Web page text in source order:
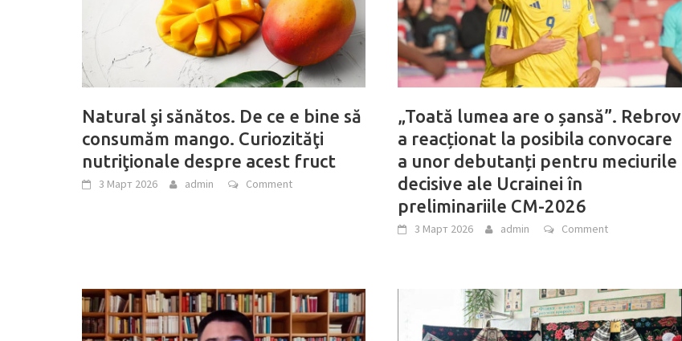
Natural şi sănătos. De ce e bine să
consumăm mango. Curiozităţi
nutriţionale despre acest fruct
3 Март 2026 admin Comment
„Toată lumea are o șansă”. Rebrov
a reacționat la posibila convocare
a unor debutanți pentru meciurile
decisive ale Ucrainei în
preliminariile CM-2026
3 Март 2026 admin Comment